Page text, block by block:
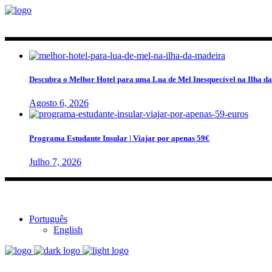
Descubra o Melhor Hotel para uma Lua de Mel Inesquecível na Ilha
Agosto 6, 2026
Programa Estudante Insular | Viajar por apenas 59€
Julho 7, 2026
Português
English